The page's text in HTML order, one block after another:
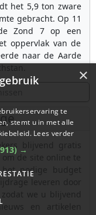
het 5,9 ton zware
gebracht. Op 11
Zond 7 op een
oppervlak van de
naar de Aarde
blijvend gratis
de site online te
nodige budget
leveren door
we u blijvend
en artikelen
×
te
stemt u in met alle
Lees verder
→